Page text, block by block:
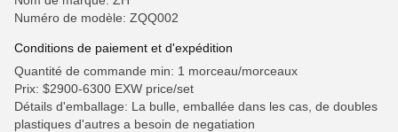
Numéro de modèle: ZQQ002
Conditions de paiement et d'expédition
Quantité de commande min: 1 morceau/morceaux
Prix: $2900-6300 EXW price/set
Détails d'emballage: La bulle, emballée dans les cas, de doubles
plastiques d'autres a besoin de negatiation